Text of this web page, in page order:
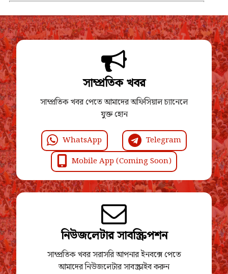
সাম্প্রতিক খবর
সাম্প্রতিক খবর পেতে আমাদের অফিসিয়াল চ্যানেলে
যুক্ত হোন
WhatsApp
Telegram
Mobile App (Coming Soon)
নিউজলেটার সাবস্ক্রিপশন
সাম্প্রতিক খবর সরাসরি আপনার ইনবক্সে পেতে
আমাদের নিউজলেটার সাবস্ক্রাইব করুন